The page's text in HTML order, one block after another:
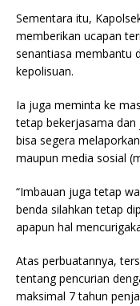
Sementara itu,
memberikan ucapan
senantiasa membantu
kepolisuan.
Ia juga meminta ke
tetap bekerjasama dan
bisa segera
maupun media sosial
“Imbauan juga tetap
benda silahkan tetap
apapun hal
Atas perbuatannya,
tentang pencurian
maksimal 7 tahun